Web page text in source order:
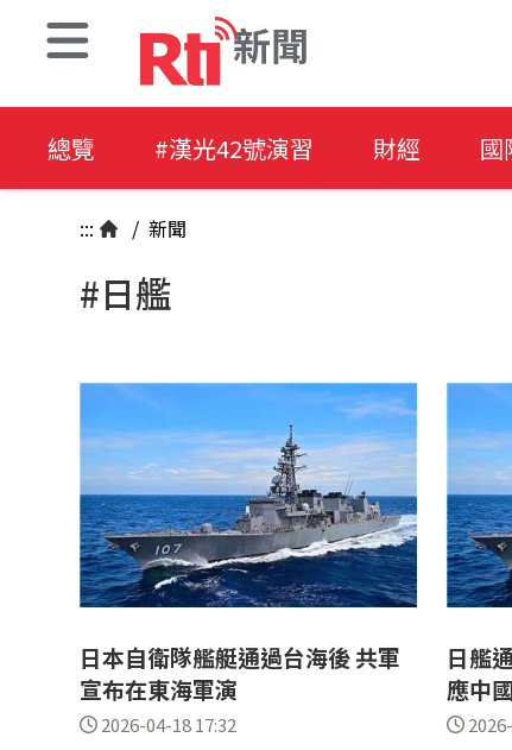
新聞
總覽 #漢光42號演習 財經 國
::: / 新聞
#日艦
日本自衛隊艦艇通過台海後 共軍
宣布在東海軍演
2026-04-18 17:32
日艦
應中